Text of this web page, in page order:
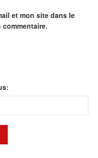
et mon site dans le